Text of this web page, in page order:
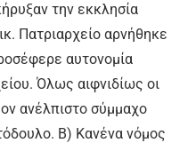
την εκκλησία
Πατριαρχείο αρνήθηκε
αυτονομία
Όλως αιφνιδίως οι
ανέλπιστο σύμμαχο
Β) Κανένα νόμος